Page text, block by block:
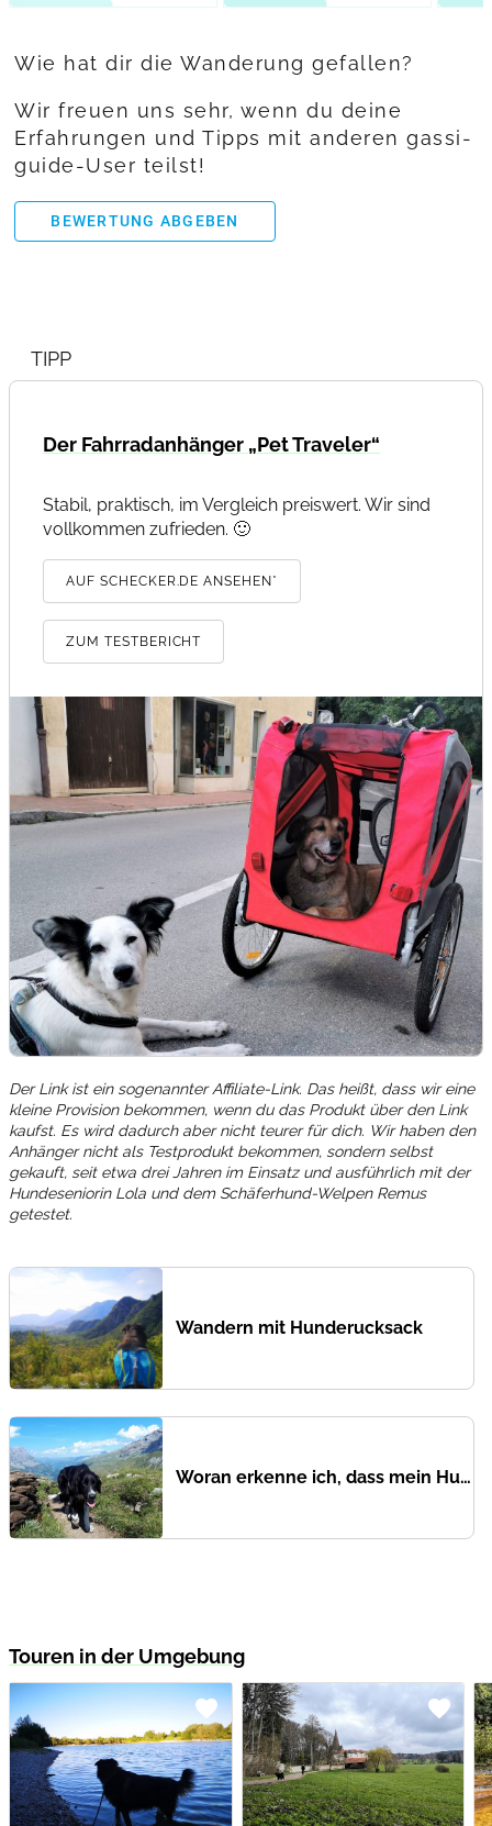
Wie hat dir die Wanderung gefallen?
Wir freuen uns sehr, wenn du deine
Erfahrungen und Tipps mit anderen gassi-
guide-User teilst!
BEWERTUNG ABGEBEN
TIPP
Der Fahrradanhänger „Pet Traveler“
Stabil, praktisch, im Vergleich preiswert. Wir sind
vollkommen zufrieden. 🙂
AUF SCHECKER.DE ANSEHEN*
ZUM TESTBERICHT
Der Link ist ein sogenannter Affiliate-Link. Das heißt, dass wir eine
kleine Provision bekommen, wenn du das Produkt über den Link
kaufst. Es wird dadurch aber nicht teurer für dich. Wir haben den
Anhänger nicht als Testprodukt bekommen, sondern selbst
gekauft, seit etwa drei Jahren im Einsatz und ausführlich mit der
Hundeseniorin Lola und dem Schäferhund-Welpen Remus
getestet.
Wandern mit Hunderucksack
Woran erkenne ich, dass mein Hund erschöpft ist?
Touren in der Umgebung
favorite favorite